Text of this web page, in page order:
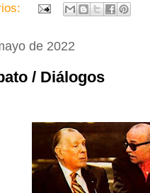
de 2022
/ Diálogos